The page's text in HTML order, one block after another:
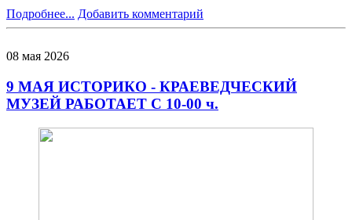
Подробнее... Добавить комментарий
08 мая 2026
9 МАЯ ИСТОРИКО - КРАЕВЕДЧЕСКИЙ
МУЗЕЙ РАБОТАЕТ С 10-00 ч.